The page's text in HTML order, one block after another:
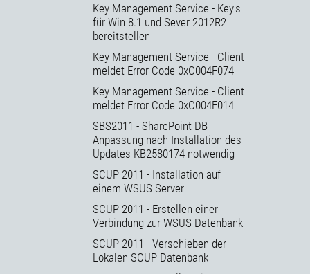
Key Management Service - Key's
für Win 8.1 und Sever 2012R2
bereitstellen
Key Management Service - Client
meldet Error Code 0xC004F074
Key Management Service - Client
meldet Error Code 0xC004F014
SBS2011 - SharePoint DB
Anpassung nach Installation des
Updates KB2580174 notwendig
SCUP 2011 - Installation auf
einem WSUS Server
SCUP 2011 - Erstellen einer
Verbindung zur WSUS Datenbank
SCUP 2011 - Verschieben der
Lokalen SCUP Datenbank